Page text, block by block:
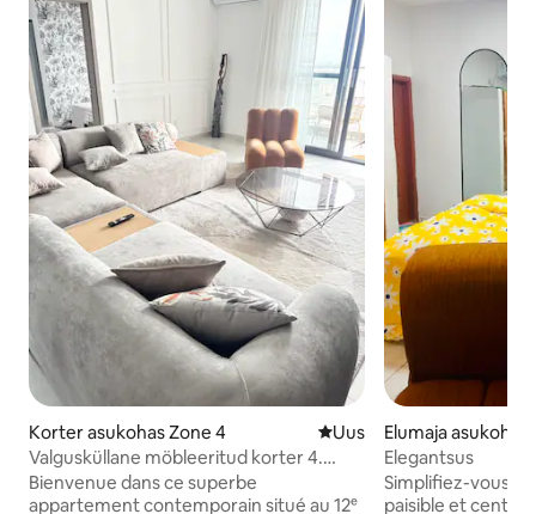
Korter asukohas Zone 4 Uus majutuskoht
Uus
Valgusküllane möbleeritud korter 4.
tsoonis
Bienvenue dans ce superbe
appartement contemporain situé au 12ᵉ
Elumaja asukohas
Elegantsus
Simplifiez-vous la
paisible et